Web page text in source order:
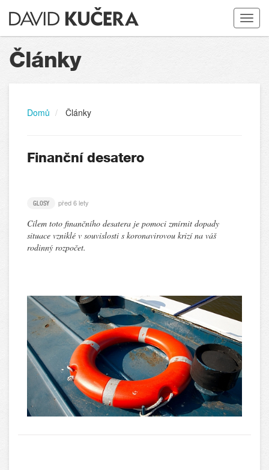
Toggle
Články
Domů Články
Finanční desatero
GLOSY před 6 lety
Cílem toto finančního desatera je pomoci zmírnit dopady
situace vzniklé v souvislosti s koronavirovou krizí na váš
rodinný rozpočet.